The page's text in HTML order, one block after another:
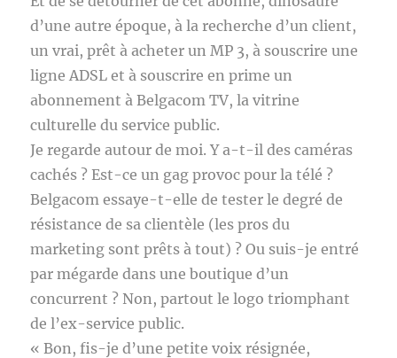
d’une autre époque, à la recherche d’un client,
un vrai, prêt à acheter un MP 3, à souscrire une
ligne ADSL et à souscrire en prime un
abonnement à Belgacom TV, la vitrine
culturelle du service public.
Je regarde autour de moi. Y a-t-il des caméras
cachés ? Est-ce un gag provoc pour la télé ?
Belgacom essaye-t-elle de tester le degré de
résistance de sa clientèle (les pros du
marketing sont prêts à tout) ? Ou suis-je entré
par mégarde dans une boutique d’un
concurrent ? Non, partout le logo triomphant
de l’ex-service public.
« Bon, fis-je d’une petite voix résignée,